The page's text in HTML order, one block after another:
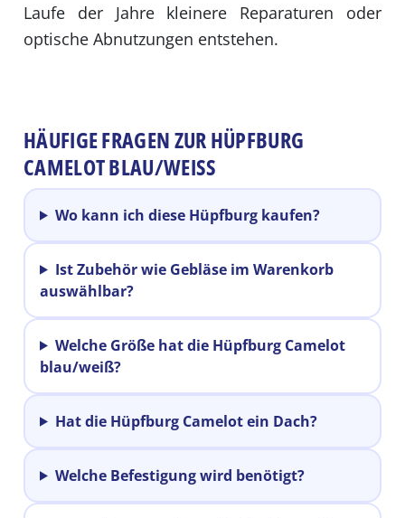
Laufe der Jahre kleinere Reparaturen oder
optische Abnutzungen entstehen.
HÄUFIGE FRAGEN ZUR HÜPFBURG
CAMELOT BLAU/WEISS
Wo kann ich diese Hüpfburg kaufen?
Ist Zubehör wie Gebläse im Warenkorb
auswählbar?
Welche Größe hat die Hüpfburg Camelot
blau/weiß?
Hat die Hüpfburg Camelot ein Dach?
Welche Befestigung wird benötigt?